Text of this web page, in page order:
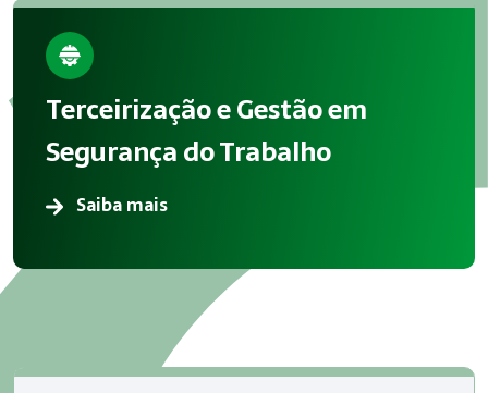
Terceirização e Gestão em
Segurança do Trabalho
Saiba mais